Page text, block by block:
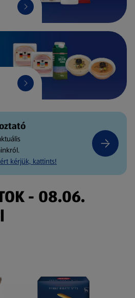
kérjük, kattints!
- 08.06.